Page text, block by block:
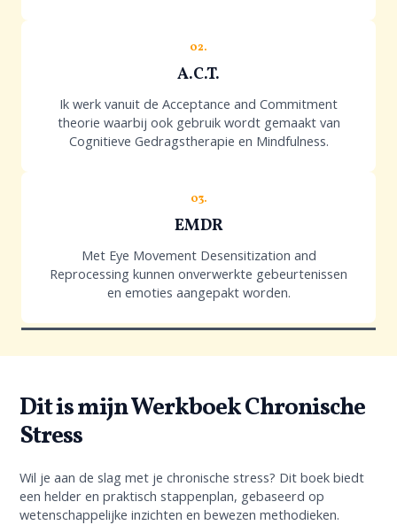
02.
A.C.T.
Ik werk vanuit de Acceptance and Commitment
theorie waarbij ook gebruik wordt gemaakt van
Cognitieve Gedragstherapie en Mindfulness.
03.
EMDR
Met Eye Movement Desensitization and
Reprocessing kunnen onverwerkte gebeurtenissen
en emoties aangepakt worden.
Dit is mijn Werkboek Chronische
Stress
Wil je aan de slag met je chronische stress? Dit boek biedt
een helder en praktisch stappenplan, gebaseerd op
wetenschappelijke inzichten en bewezen methodieken.